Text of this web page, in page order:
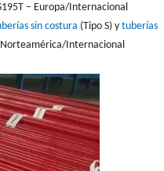
– Europa/Internacional
sin costura (Tipo S) y tuberías
Internacional